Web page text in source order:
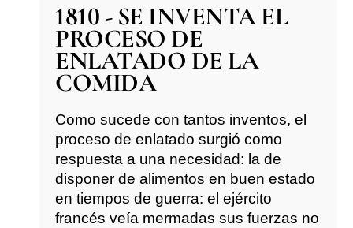
1810 - SE INVENTA EL
PROCESO DE
ENLATADO DE LA
COMIDA
Como sucede con tantos inventos, el
proceso de enlatado surgió como
respuesta a una necesidad: la de
disponer de alimentos en buen estado
en tiempos de guerra: el ejército
francés veía mermadas sus fuerzas no